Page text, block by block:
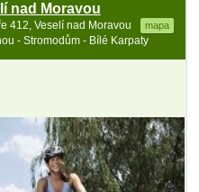
nad Moravou
412, Veselí nad Moravou mapa
- Stromodům - Bílé Karpaty